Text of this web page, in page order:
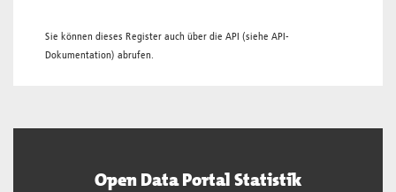
Sie können dieses Register auch über die API (siehe API-
Dokumentation) abrufen.
Open Data Portal Statistik